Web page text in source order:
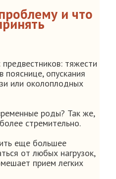
и что
тяжести
пояснице, опускания
или околоплодных
роды? Так же,
стремительно.
еще большее
от любых нагрузок,
прием легких